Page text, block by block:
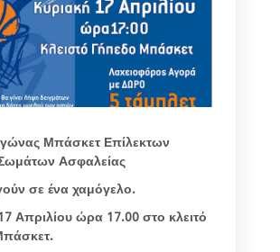
Μπάσκετ Επίλεκτων
Ασφαλείας
σε ένα χαμόγελο.
Απριλίου ώρα 17.00 στο κλειτό